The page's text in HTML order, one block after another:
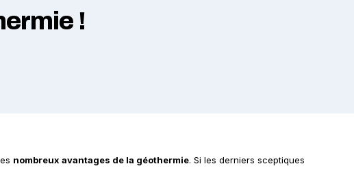
!
nombreux avantages de la géothermie. Si les derniers sceptiques